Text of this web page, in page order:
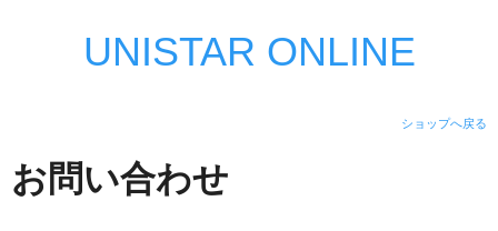
UNISTAR ONLINE
ショップへ戻る
お問い合わせ